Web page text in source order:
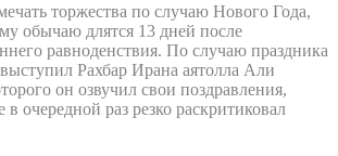
торжества по случаю Нового Года,
обычаю длятся 13 дней после
равноденствия. По случаю праздника
Рахбар Ирана аятолла Али
он озвучил свои поздравления,
очередной раз резко раскритиковал